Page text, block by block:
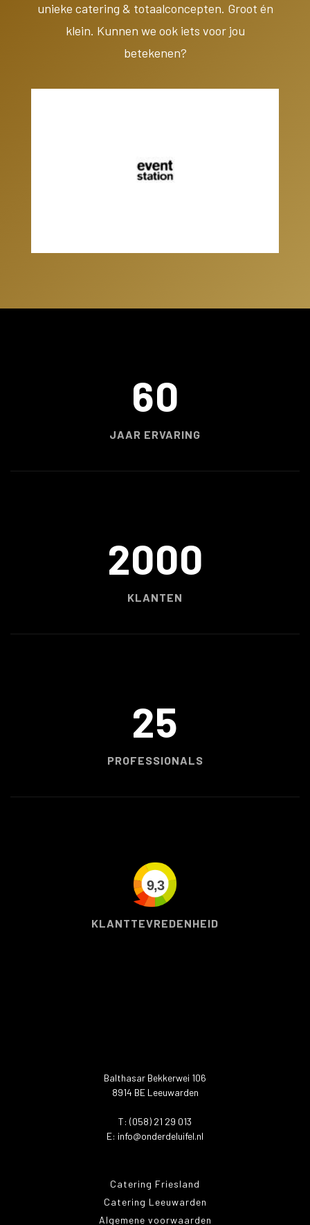
unieke catering & totaalconcepten. Groot én
klein. Kunnen we ook iets voor jou
betekenen?
60
JAAR ERVARING
2000
KLANTEN
25
PROFESSIONALS
9,3
KLANTTEVREDENHEID
Balthasar Bekkerwei 106
8914 BE Leeuwarden
T: (058) 21 29 013
E: info@onderdeluifel.nl
Catering Friesland
Catering Leeuwarden
Algemene voorwaarden